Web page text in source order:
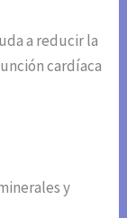
a reducir la
cardíaca
y